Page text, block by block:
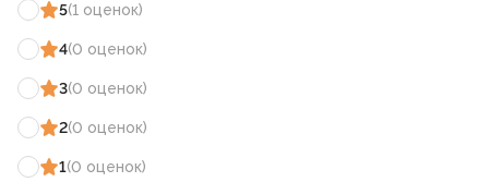
5(1 оценок)
4(0 оценок)
3(0 оценок)
2(0 оценок)
1(0 оценок)